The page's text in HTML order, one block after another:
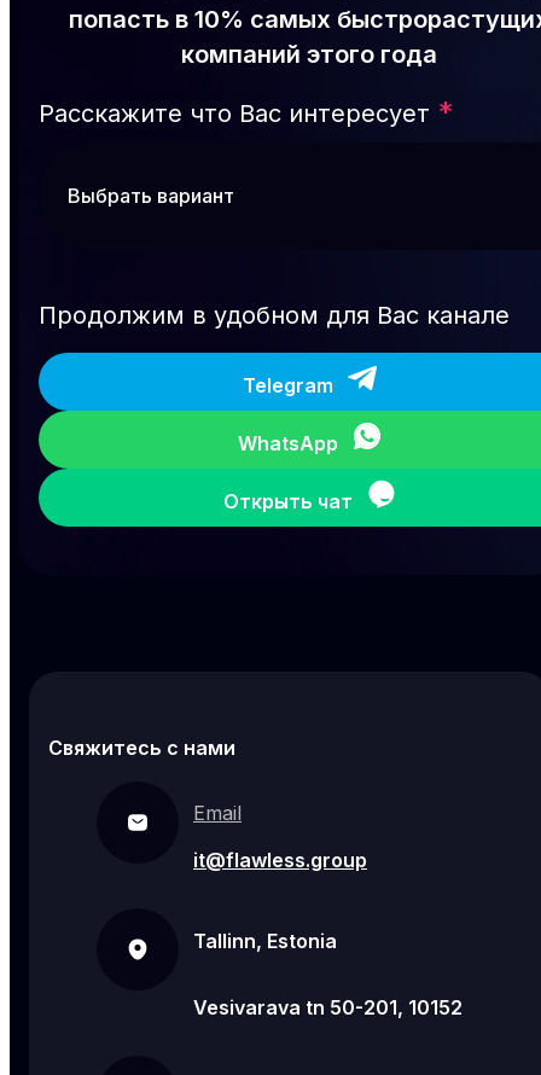
попасть в 10% самых
компаний этого года
Расскажите что Вас интересует *
Продолжим в удобном для Вас канале
Telegram
WhatsApp
Открыть чат
Свяжитесь с нами
Email
it@flawless.group
Tallinn, Estonia
Vesivarava tn 50-201, 10152